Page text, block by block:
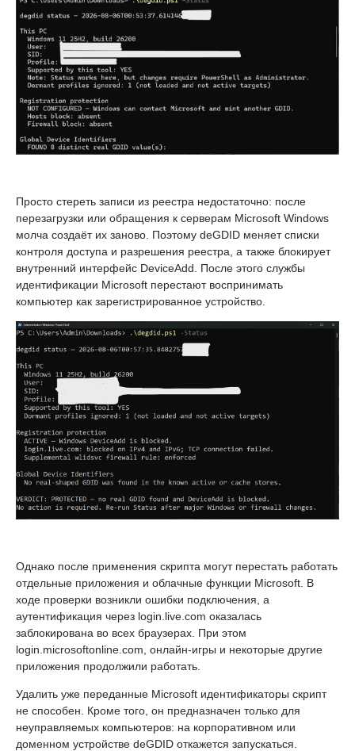
Просто стереть записи из реестра недостаточно: после
перезагрузки или обращения к серверам Microsoft Windows
молча создаёт их заново. Поэтому deGDID меняет списки
контроля доступа и разрешения реестра, а также блокирует
внутренний интерфейс DeviceAdd. После этого службы
идентификации Microsoft перестают воспринимать
компьютер как зарегистрированное устройство.
Однако после применения скрипта могут перестать работать
отдельные приложения и облачные функции Microsoft. В
ходе проверки возникли ошибки подключения, а
аутентификация через login.live.com оказалась
заблокирована во всех браузерах. При этом
login.microsoftonline.com, онлайн-игры и некоторые другие
приложения продолжили работать.
Удалить уже переданные Microsoft идентификаторы скрипт
не способен. Кроме того, он предназначен только для
неуправляемых компьютеров: на корпоративном или
доменном устройстве deGDID откажется запускаться.